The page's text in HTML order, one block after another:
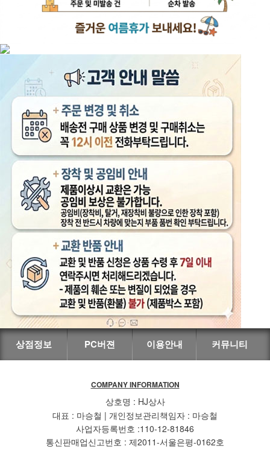
상점정보 PC버젼 이용안내 커뮤니티
COMPANY INFORMATION
상호명 : HJ상사
대표 : 마승철 | 개인정보관리책임자 : 마승철
사업자등록번호 :110-12-81846
통신판매업신고번호 : 제2011-서울은평-0162호